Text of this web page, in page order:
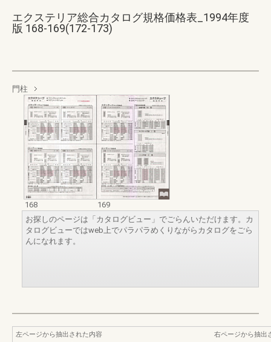
エクステリア総合カタログ規格価格表_1994年度
版 168-169(172-173)
門柱
168
169
お探しのページは「カタログビュー」でごらんいただけます。カ
タログビューではweb上でパラパラめくりながらカタログをごら
んになれます。
左ページから抽出された内容
右ページから抽出